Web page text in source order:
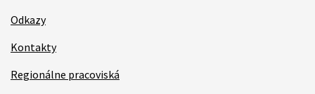
Odkazy
Kontakty
Regionálne pracoviská